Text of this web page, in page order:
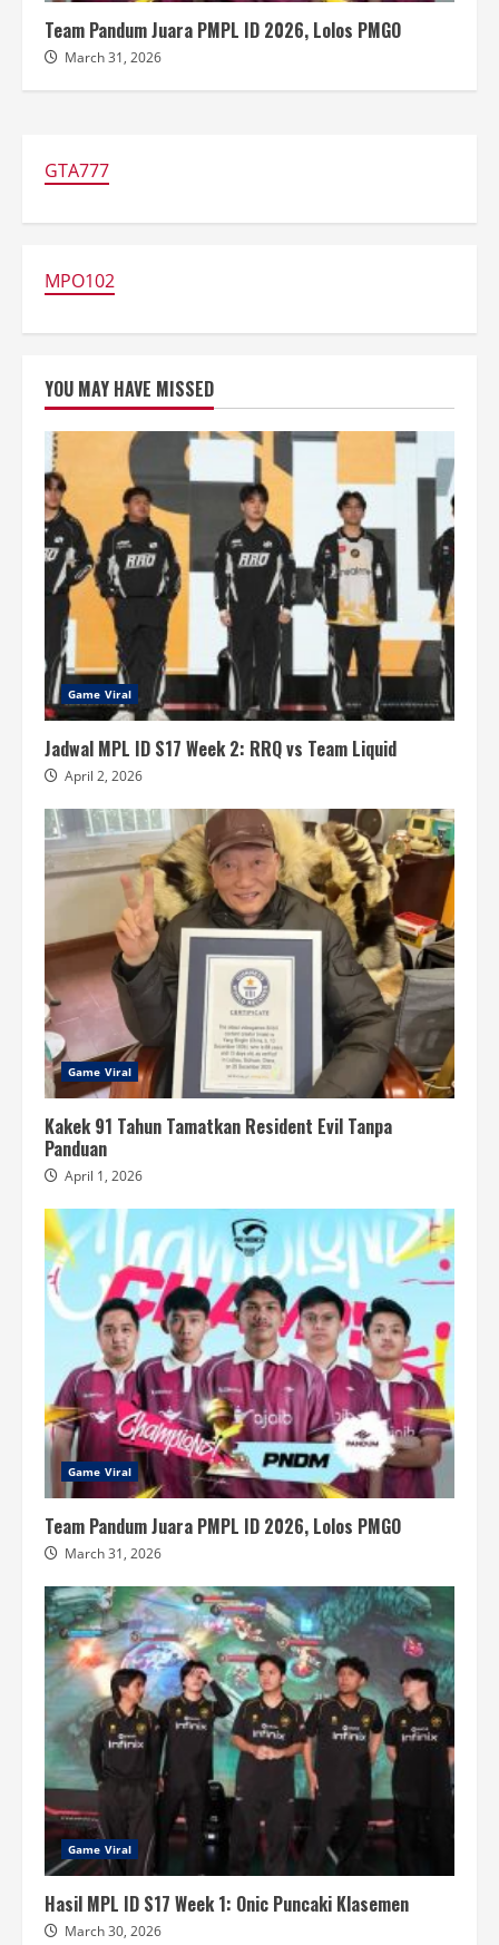
Team Pandum Juara PMPL ID 2026, Lolos PMGO
March 31, 2026
GTA777
MPO102
YOU MAY HAVE MISSED
Game Viral
Jadwal MPL ID S17 Week 2: RRQ vs Team Liquid
April 2, 2026
Game Viral
Kakek 91 Tahun Tamatkan Resident Evil Tanpa
Panduan
April 1, 2026
Game Viral
Team Pandum Juara PMPL ID 2026, Lolos PMGO
March 31, 2026
Game Viral
Hasil MPL ID S17 Week 1: Onic Puncaki Klasemen
March 30, 2026